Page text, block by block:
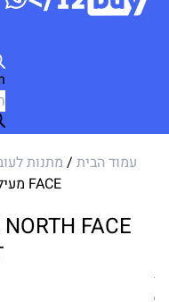
עמוד הבית / מתנות
FACE מעיל פליס גברים QUEST